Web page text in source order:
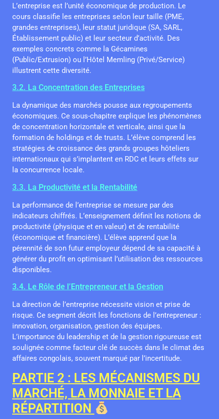
L’entreprise est l’unité économique de production. Le
cours classifie les entreprises selon leur taille (PME,
grandes entreprises), leur statut juridique (SA, SARL,
Établissement public) et leur secteur d’activité. Des
exemples concrets comme la Gécamines
(Public/Extrusion) ou l’Hôtel Memling (Privé/Service)
illustrent cette diversité.
3.2. La Concentration des Entreprises
La dynamique des marchés pousse aux regroupements
économiques. Ce sous-chapitre explique les phénomènes
de concentration horizontale et verticale, ainsi que la
formation de holdings et de trusts. L’élève comprend les
stratégies de croissance des grands groupes hôteliers
internationaux qui s’implantent en RDC et leurs effets sur
la concurrence locale.
3.3. La Productivité et la Rentabilité
La performance de l’entreprise se mesure par des
indicateurs chiffrés. L’enseignement définit les notions de
productivité (physique et en valeur) et de rentabilité
(économique et financière). L’élève apprend que la
pérennité de son futur employeur dépend de sa capacité à
générer du profit en optimisant l’utilisation des ressources
disponibles.
3.4. Le Rôle de l’Entrepreneur et la Gestion
La direction de l’entreprise nécessite vision et prise de
risque. Ce segment décrit les fonctions de l’entrepreneur :
innovation, organisation, gestion des équipes.
L’importance du leadership et de la gestion rigoureuse est
soulignée comme facteur clé de succès dans le climat des
affaires congolais, souvent marqué par l’incertitude.
PARTIE 2 : LES MÉCANISMES DU
MARCHÉ, LA MONNAIE ET LA
RÉPARTITION